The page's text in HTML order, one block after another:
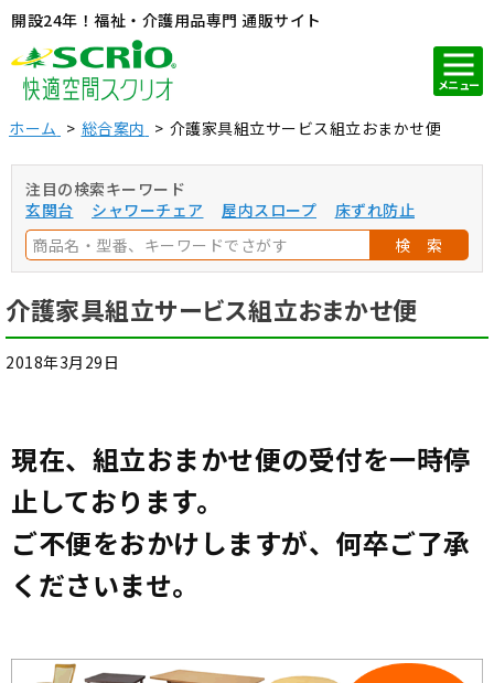
開設24年！福祉・介護用品専門 通販サイト
メニュー
ホーム 総合案内 介護家具組立サービス組立おまかせ便
注目の検索キーワード
玄関台
シャワーチェア 屋内スロープ
床ずれ防止
検 索
介護家具組立サービス組立おまかせ便
2018年3月29日
現在、組立おまかせ便の受付を一時停
止しております。
ご不便をおかけしますが、何卒ご了承
くださいませ。